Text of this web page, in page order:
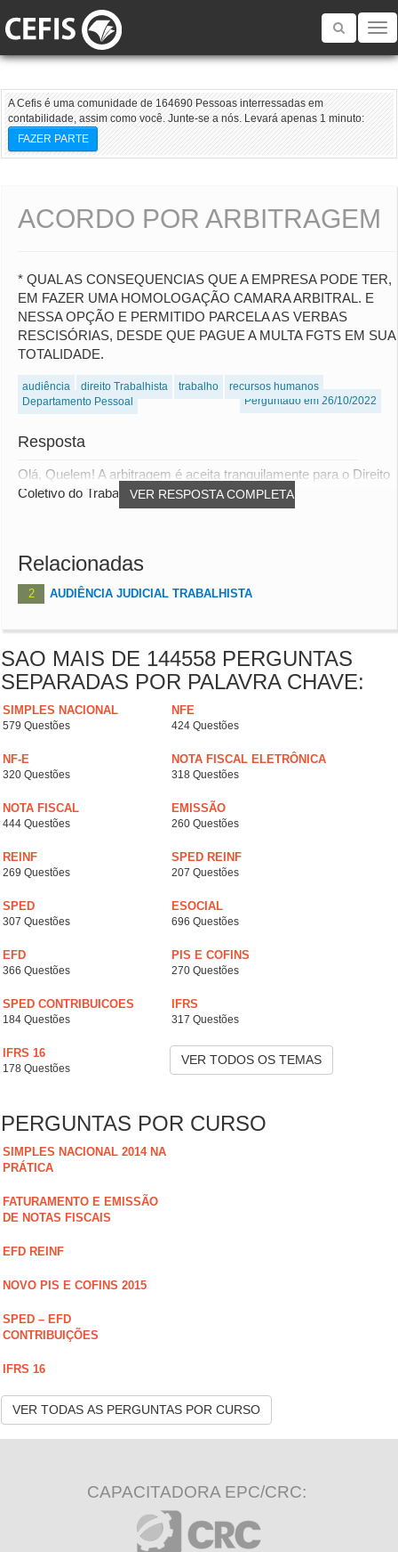
Toggle
A Cefis é uma comunidade de 164690 Pessoas interressadas em
contabilidade, assim como você. Junte-se a nós. Levará apenas 1 minuto:
FAZER PARTE
ACORDO POR ARBITRAGEM
* QUAL AS CONSEQUENCIAS QUE A EMPRESA PODE TER,
EM FAZER UMA HOMOLOGAÇÃO CAMARA ARBITRAL. E
NESSA OPÇÃO E PERMITIDO PARCELA AS VERBAS
RESCISÓRIAS, DESDE QUE PAGUE A MULTA FGTS EM SUA
TOTALIDADE.
audiência direito Trabalhista trabalho
recursos humanos
Departamento Pessoal
Perguntado em 26/10/2022
Resposta
VER RESPOSTA COMPLETA
Olá, Quelem! A arbitragem é aceita tranquilamente para o Direito
Coletivo do Trabalho (lide entre em...
Relacionadas
2 AUDIÊNCIA JUDICIAL TRABALHISTA
SAO MAIS DE 144558 PERGUNTAS
SEPARADAS POR PALAVRA CHAVE:
SIMPLES NACIONAL
579 Questões
NFE
424 Questões
NF-E
320 Questões
NOTA FISCAL ELETRÔNICA
318 Questões
NOTA FISCAL
444 Questões
EMISSÃO
260 Questões
REINF
269 Questões
SPED REINF
207 Questões
SPED
307 Questões
ESOCIAL
696 Questões
EFD
366 Questões
PIS E COFINS
270 Questões
SPED CONTRIBUICOES
184 Questões
IFRS
317 Questões
IFRS 16
178 Questões
VER TODOS OS TEMAS
PERGUNTAS POR CURSO
SIMPLES NACIONAL 2014 NA
PRÁTICA
FATURAMENTO E EMISSÃO
DE NOTAS FISCAIS
EFD REINF
NOVO PIS E COFINS 2015
SPED – EFD
CONTRIBUIÇÕES
IFRS 16
VER TODAS AS PERGUNTAS POR CURSO
CAPACITADORA EPC/CRC: